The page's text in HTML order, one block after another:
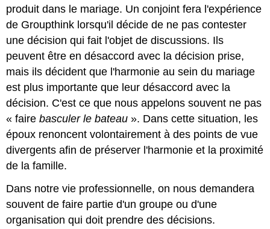
produit dans le mariage. Un conjoint fera l'expérience
de Groupthink lorsqu'il décide de ne pas contester
une décision qui fait l'objet de discussions. Ils
peuvent être en désaccord avec la décision prise,
mais ils décident que l'harmonie au sein du mariage
est plus importante que leur désaccord avec la
décision. C'est ce que nous appelons souvent ne pas
« fairebasculer le bateau ». Dans cette situation, les
époux renoncent volontairement à des points de vue
divergents afin de préserver l'harmonie et la proximité
de la famille.
Dans notre vie professionnelle, on nous demandera
souvent de faire partie d'un groupe ou d'une
organisation qui doit prendre des décisions.